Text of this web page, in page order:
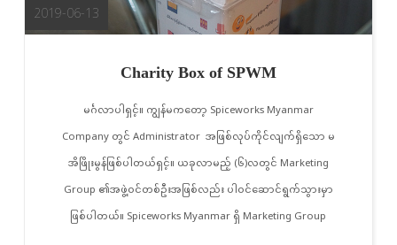
2019-06-13
Charity Box of SPWM
မင်္ဂလာပါရှင့်။ ကျွန်မကတော့ Spiceworks Myanmar
Company တွင် Administrator အဖြစ်လုပ်ကိုင်လျက်ရှိသော မ
အိဖြိုးမွန်ဖြစ်ပါတယ်ရှင့်။ ယခုလာမည့် (၆)လတွင် Marketing
Group ၏အဖွဲ့ဝင်တစ်ဦးအဖြစ်လည်း ပါဝင်ဆောင်ရွက်သွားမှာ
ဖြစ်ပါတယ်။ Spiceworks Myanmar ရှိ Marketing Group